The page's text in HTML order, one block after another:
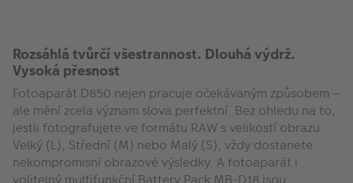
Rozsáhlá tvůrčí všestrannost. Dlouhá výdrž.
Vysoká přesnost
Fotoaparát D850 nejen pracuje očekávaným způsobem –
ale mění zcela význam slova perfektní. Bez ohledu na to,
jestli fotografujete ve formátu RAW s velikostí obrazu
Velký (L), Střední (M) nebo Malý (S), vždy dostanete
nekompromisní obrazové výsledky. A fotoaparát i